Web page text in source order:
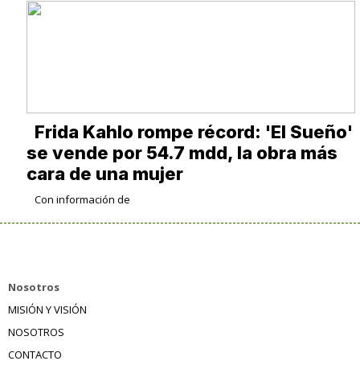
Frida Kahlo rompe récord: 'El Sueño'
se vende por 54.7 mdd, la obra más
cara de una mujer
Con información de
Nosotros
MISIÓN Y VISIÓN
NOSOTROS
CONTACTO